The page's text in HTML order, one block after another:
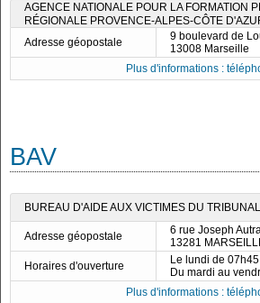
AGENCE NATIONALE POUR LA FORMATION
RÉGIONALE PROVENCE-ALPES-CÔTE
Adresse géopostale
9 boulevard de
13008 Marseille
Plus d'informations :
BAV
BUREAU D'AIDE AUX VICTIMES DU
Adresse géopostale
6 rue Joseph
13281
Horaires d'ouverture
Le lundi de
Du mardi au
Plus d'informations :